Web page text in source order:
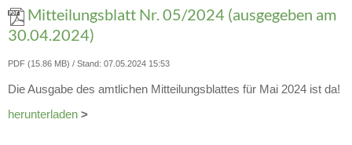
Mitteilungsblatt Nr. 05/2024 (ausgegeben am
30.04.2024)
PDF (15.86 MB) Stand: 07.05.2024 15:53
Die Ausgabe des amtlichen Mitteilungsblattes für Mai 2024 ist da!
herunterladen >